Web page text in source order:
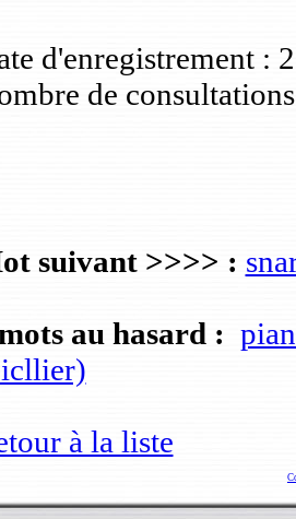
d'enregistrement :
de
suivant >>>> :
au hasard :
à la liste